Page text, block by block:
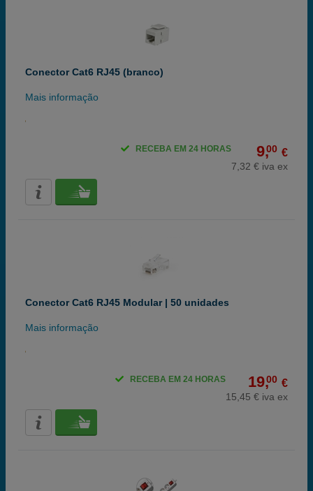
Conector Cat6 RJ45 (branco)
Mais informação
9,00 €
7,32 € iva ex
RECEBA EM 24 HORAS
Conector Cat6 RJ45 Modular | 50 unidades
Mais informação
19,00 €
15,45 € iva ex
RECEBA EM 24 HORAS